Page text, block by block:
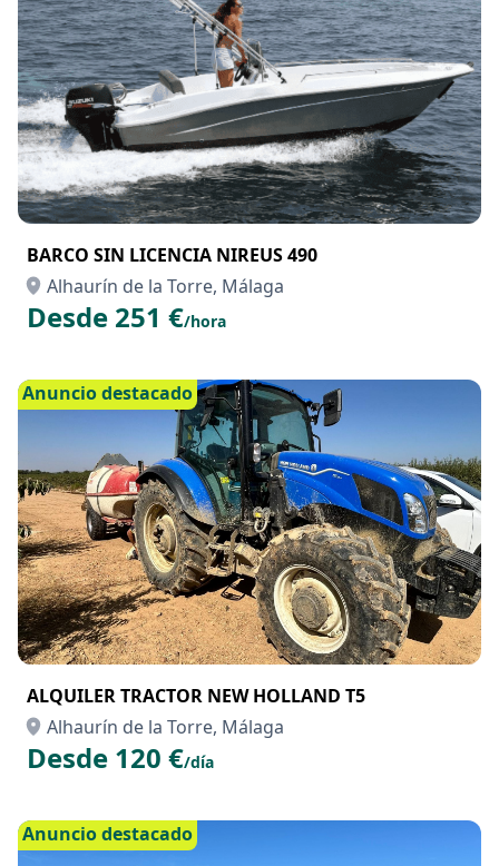
BARCO SIN LICENCIA NIREUS 490
Alhaurín de la Torre, Málaga
Desde 251 €/hora
Anuncio destacado
ALQUILER TRACTOR NEW HOLLAND T5
Alhaurín de la Torre, Málaga
Desde 120 €/día
Anuncio destacado